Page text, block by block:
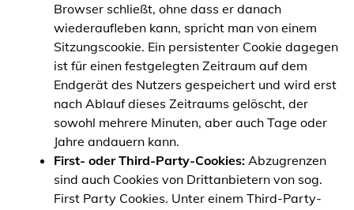
Browser schließt, ohne dass er danach
wiederaufleben kann, spricht man von einem
Sitzungscookie. Ein persistenter Cookie dagegen
ist für einen festgelegten Zeitraum auf dem
Endgerät des Nutzers gespeichert und wird erst
nach Ablauf dieses Zeitraums gelöscht, der
sowohl mehrere Minuten, aber auch Tage oder
Jahre andauern kann.
First- oder Third-Party-Cookies: Abzugrenzen
sind auch Cookies von Drittanbietern von sog.
First Party Cookies. Unter einem Third-Party-